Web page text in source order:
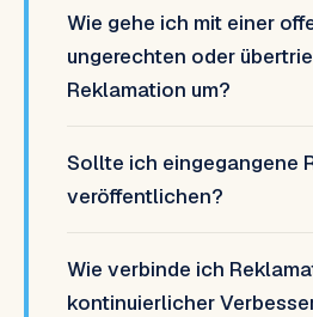
Wie gehe ich mit einer
ungerechten oder
Reklamation um?
Sollte ich eingegangene
veröffentlichen?
Wie verbinde ich
kontinuierlicher